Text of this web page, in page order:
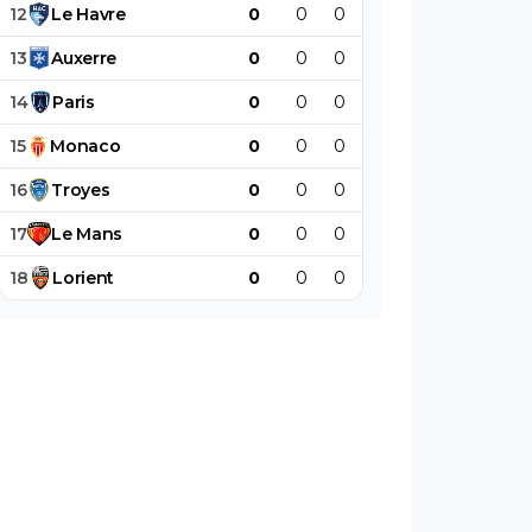
12 Le Havre 0 0 0
13 Auxerre 0 0 0
14 Paris 0 0 0
15 Monaco 0 0 0
16 Troyes 0 0 0
17 Le Mans 0 0 0
18 Lorient 0 0 0